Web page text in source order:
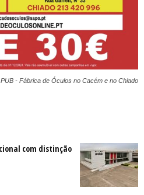
PUB - Fábrica de Óculos no Cacém e no Chiado
com distinção